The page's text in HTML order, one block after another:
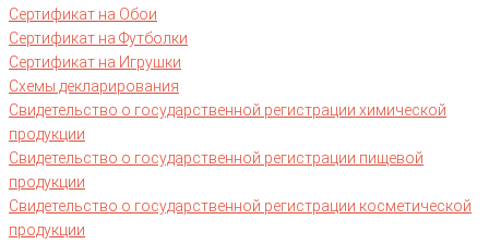
Сертификат на Обои
Сертификат на Футболки
Сертификат на Игрушки
Схемы декларирования
Свидетельство о государственной регистрации химической
продукции
Свидетельство о государственной регистрации пищевой
продукции
Свидетельство о государственной регистрации косметической
продукции